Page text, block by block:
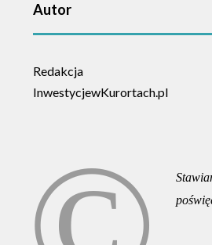
Autor
Redakcja
InwestycjewKurortach.pl